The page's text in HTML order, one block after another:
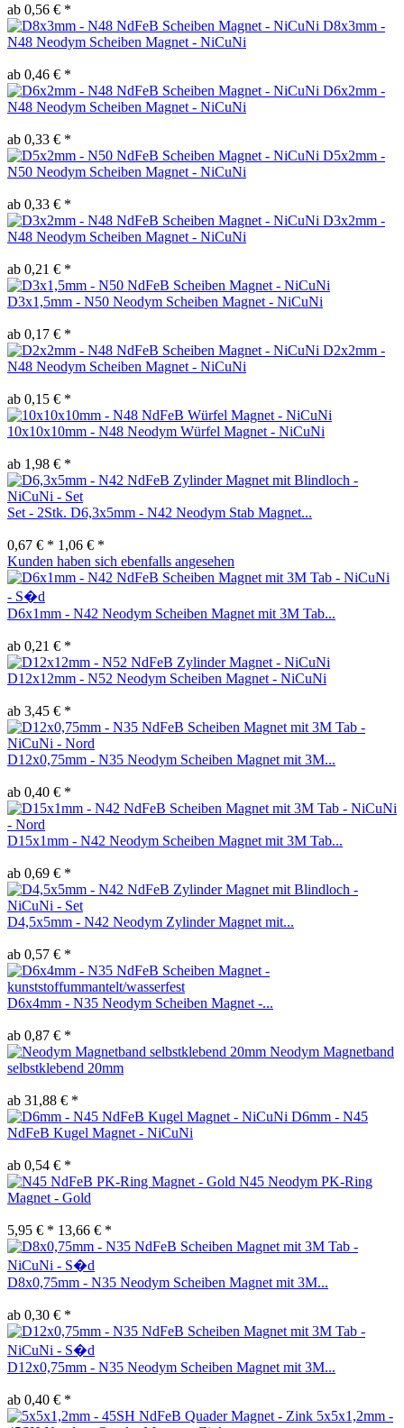
ab 0,56 € *
D8x3mm -
N48 Neodym Scheiben Magnet - NiCuNi
ab 0,46 € *
D6x2mm -
N48 Neodym Scheiben Magnet - NiCuNi
ab 0,33 € *
D5x2mm -
N50 Neodym Scheiben Magnet - NiCuNi
ab 0,33 € *
D3x2mm -
N48 Neodym Scheiben Magnet - NiCuNi
ab 0,21 € *
D3x1,5mm - N50 Neodym Scheiben Magnet - NiCuNi
ab 0,17 € *
D2x2mm -
N48 Neodym Scheiben Magnet - NiCuNi
ab 0,15 € *
10x10x10mm - N48 Neodym Würfel Magnet - NiCuNi
ab 1,98 € *
Set - 2Stk. D6,3x5mm - N42 Neodym Stab Magnet...
0,67 € * 1,06 € *
Kunden haben sich ebenfalls angesehen
D6x1mm - N42 Neodym Scheiben Magnet mit 3M Tab...
ab 0,21 € *
D12x12mm - N52 Neodym Scheiben Magnet - NiCuNi
ab 3,45 € *
D12x0,75mm - N35 Neodym Scheiben Magnet mit 3M...
ab 0,40 € *
D15x1mm - N42 Neodym Scheiben Magnet mit 3M Tab...
ab 0,69 € *
D4,5x5mm - N42 Neodym Zylinder Magnet mit...
ab 0,57 € *
D6x4mm - N35 Neodym Scheiben Magnet -...
ab 0,87 € *
Neodym Magnetband
selbstklebend 20mm
ab 31,88 € *
D6mm - N45
NdFeB Kugel Magnet - NiCuNi
ab 0,54 € *
N45 Neodym PK-Ring
Magnet - Gold
5,95 € * 13,66 € *
D8x0,75mm - N35 Neodym Scheiben Magnet mit 3M...
ab 0,30 € *
D12x0,75mm - N35 Neodym Scheiben Magnet mit 3M...
ab 0,40 € *
5x5x1,2mm -